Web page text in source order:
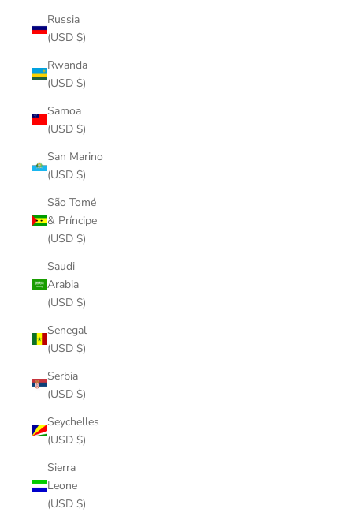
Russia
(USD $)
Rwanda
(USD $)
Samoa
(USD $)
San Marino
(USD $)
São Tomé
& Príncipe
(USD $)
Saudi
Arabia
(USD $)
Senegal
(USD $)
Serbia
(USD $)
Seychelles
(USD $)
Sierra
Leone
(USD $)